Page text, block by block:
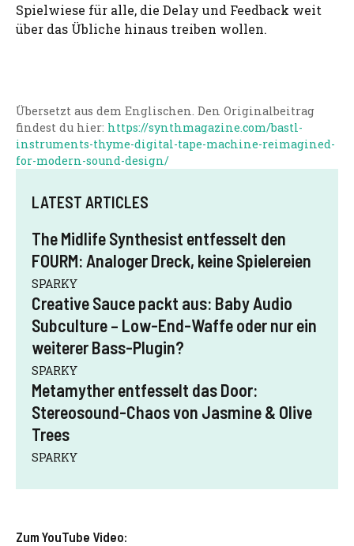
Spielwiese für alle, die Delay und Feedback weit
über das Übliche hinaus treiben wollen.
Übersetzt aus dem Englischen. Den Originalbeitrag
findest du hier: https://synthmagazine.com/bastl-
instruments-thyme-digital-tape-machine-reimagined-
for-modern-sound-design/
LATEST ARTICLES
The Midlife Synthesist entfesselt den
FOURM: Analoger Dreck, keine Spielereien
SPARKY
Creative Sauce packt aus: Baby Audio
Subculture – Low-End-Waffe oder nur ein
weiterer Bass-Plugin?
SPARKY
Metamyther entfesselt das Door:
Stereosound-Chaos von Jasmine & Olive
Trees
SPARKY
Zum YouTube Video: